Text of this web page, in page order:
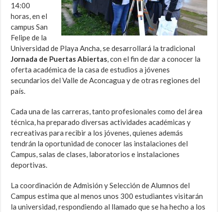
14:00
horas, en el
campus San
Felipe de la
Universidad de Playa Ancha, se desarrollará la tradicional
Jornada de Puertas Abiertas, con el fin de dar a conocer la
oferta académica de la casa de estudios a jóvenes
secundarios del Valle de Aconcagua y de otras regiones del
país.
Cada una de las carreras, tanto profesionales como del área
técnica, ha preparado diversas actividades académicas y
recreativas para recibir a los jóvenes, quienes además
tendrán la oportunidad de conocer las instalaciones del
Campus, salas de clases, laboratorios e instalaciones
deportivas.
La coordinación de Admisión y Selección de Alumnos del
Campus estima que al menos unos 300 estudiantes visitarán
la universidad, respondiendo al llamado que se ha hecho a los